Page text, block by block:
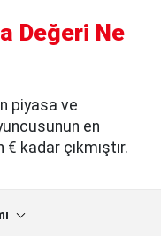
Değeri Ne
piyasa ve
en
kadar çıkmıştır.